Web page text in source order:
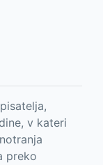
v kateri
preko